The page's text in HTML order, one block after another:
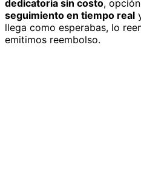
dedicatoria sin costo,
seguimiento en tiempo real
llega como esperabas, lo
emitimos reembolso.